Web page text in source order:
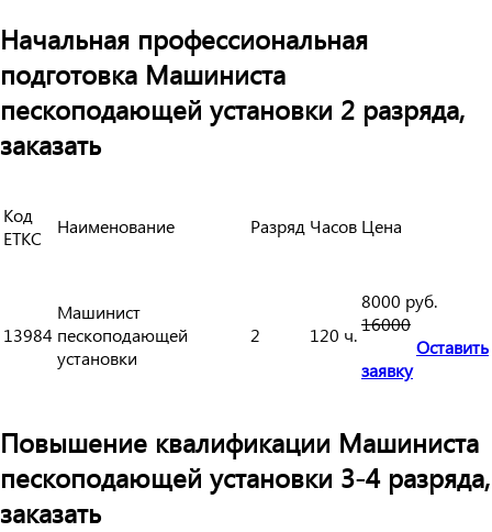
Начальная профессиональная
подготовка Машиниста
пескоподающей установки 2 разряда,
заказать
Код
ЕТКС
Наименование Разряд Часов Цена
13984
Машинист
пескоподающей
установки
2 120 ч.
8000 руб.
16000
Оставить
заявку
Повышение квалификации Машиниста
пескоподающей установки 3-4 разряда,
заказать